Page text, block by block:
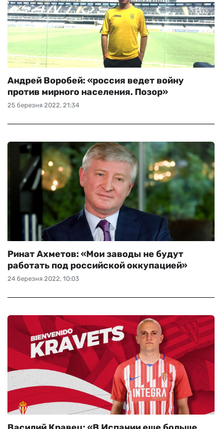
25 березня 2022, 21:34
Андрей Воробей: «россия ведет войну
против мирного населения. Позор»
24 березня 2022, 10:03
Ринат Ахметов: «Мои заводы не будут
работать под российской оккупацией»